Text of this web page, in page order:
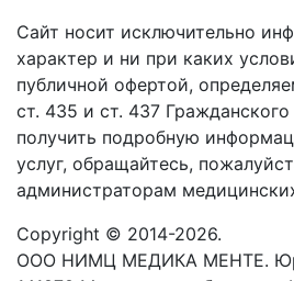
Сайт носит исключительно
характер и ни при каких
публичной офертой,
ст. 435 и ст. 437
получить подробную
услуг, обращайтесь,
администраторам
Copyright © 2014-2026.
ООО НИМЦ МЕДИКА МЕНТЕ.